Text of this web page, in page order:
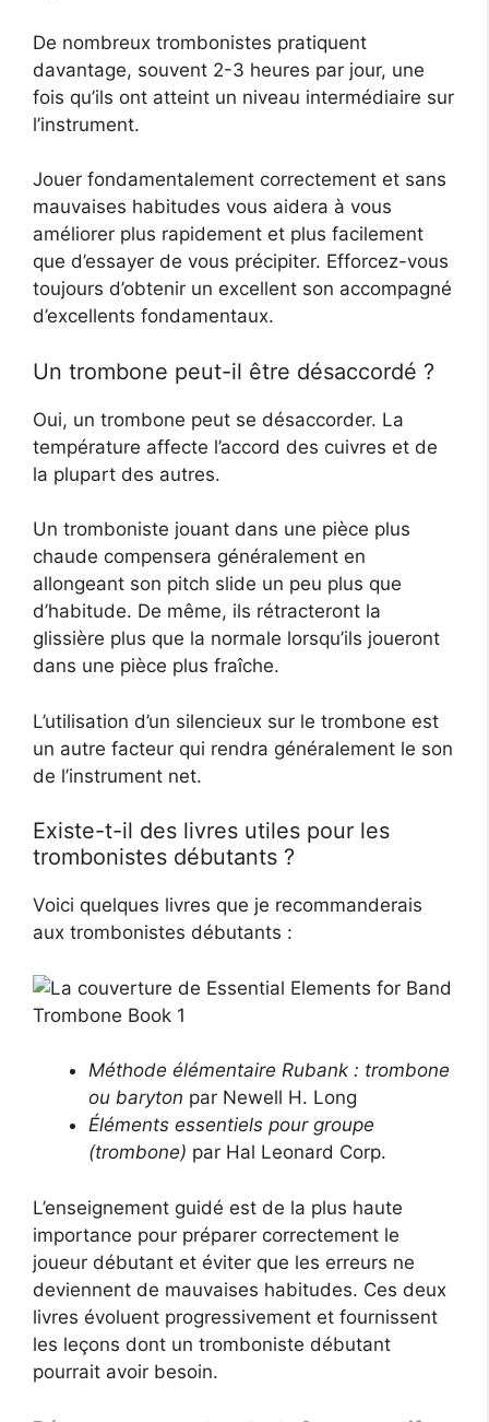
De nombreux trombonistes pratiquent
davantage, souvent 2-3 heures par jour, une
fois qu’ils ont atteint un niveau intermédiaire sur
l’instrument.
Jouer fondamentalement correctement et sans
mauvaises habitudes vous aidera à vous
améliorer plus rapidement et plus facilement
que d’essayer de vous précipiter. Efforcez-vous
toujours d’obtenir un excellent son accompagné
d’excellents fondamentaux.
Un trombone peut-il être désaccordé ?
Oui, un trombone peut se désaccorder. La
température affecte l’accord des cuivres et de
la plupart des autres.
Un tromboniste jouant dans une pièce plus
chaude compensera généralement en
allongeant son pitch slide un peu plus que
d’habitude. De même, ils rétracteront la
glissière plus que la normale lorsqu’ils joueront
dans une pièce plus fraîche.
L’utilisation d’un silencieux sur le trombone est
un autre facteur qui rendra généralement le son
de l’instrument net.
Existe-t-il des livres utiles pour les
trombonistes débutants ?
Voici quelques livres que je recommanderais
aux trombonistes débutants :
Méthode élémentaire Rubank : trombone
ou baryton par Newell H. Long
Éléments essentiels pour groupe
(trombone) par Hal Leonard Corp.
L’enseignement guidé est de la plus haute
importance pour préparer correctement le
joueur débutant et éviter que les erreurs ne
deviennent de mauvaises habitudes. Ces deux
livres évoluent progressivement et fournissent
les leçons dont un tromboniste débutant
pourrait avoir besoin.